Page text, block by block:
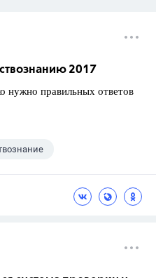
2017
нужно правильных ответов